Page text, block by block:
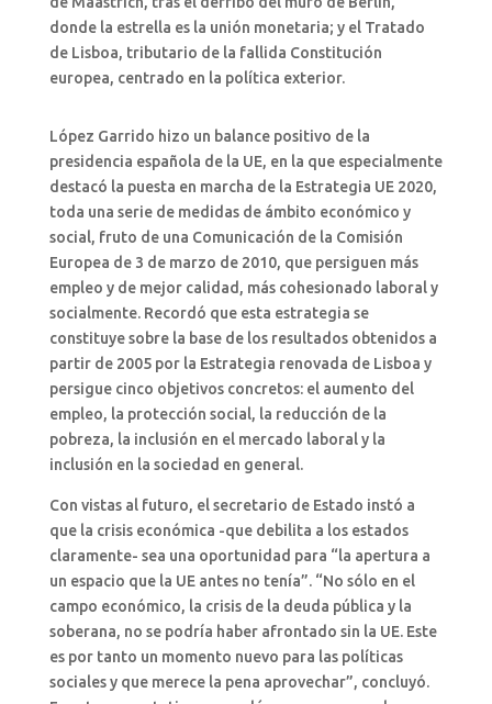
donde la estrella es la unión monetaria; y el Tratado
de Lisboa, tributario de la fallida Constitución
europea, centrado en la política exterior.
López Garrido hizo un balance positivo de la
presidencia española de la UE, en la que especialmente
destacó la puesta en marcha de la Estrategia UE 2020,
toda una serie de medidas de ámbito económico y
social, fruto de una Comunicación de la Comisión
Europea de 3 de marzo de 2010, que persiguen más
empleo y de mejor calidad, más cohesionado laboral y
socialmente. Recordó que esta estrategia se
constituye sobre la base de los resultados obtenidos a
partir de 2005 por la Estrategia renovada de Lisboa y
persigue cinco objetivos concretos: el aumento del
empleo, la protección social, la reducción de la
pobreza, la inclusión en el mercado laboral y la
inclusión en la sociedad en general.
Con vistas al futuro, el secretario de Estado instó a
que la crisis económica -que debilita a los estados
claramente- sea una oportunidad para “la apertura a
un espacio que la UE antes no tenía”. “No sólo en el
campo económico, la crisis de la deuda pública y la
soberana, no se podría haber afrontado sin la UE. Este
es por tanto un momento nuevo para las políticas
sociales y que merece la pena aprovechar”, concluyó.